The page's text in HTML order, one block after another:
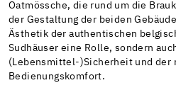
Oatmössche, die rund um die
der Gestaltung der beiden
Ästhetik der authentischen
Sudhäuser eine Rolle, sondern
(Lebensmittel-)Sicherheit und der
Bedienungskomfort.